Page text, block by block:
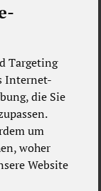
Targeting
Internet-
die Sie
um
woher
Website